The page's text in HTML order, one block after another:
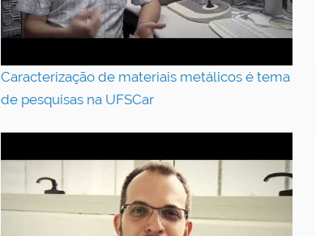
Caracterização de materiais metálicos é tema
de pesquisas na UFSCar